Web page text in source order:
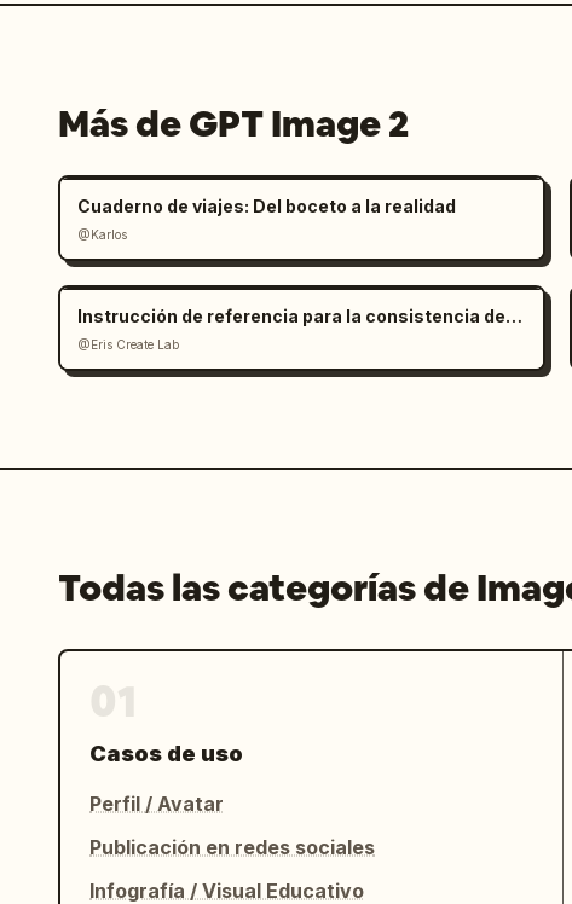
Más de GPT Image 2
Cuaderno de viajes: Del boceto a la realidad
@Karlos
Instrucción de referencia para la consistencia de personajes
@Eris Create Lab
Todas las categorías de
Casos de uso
Perfil / Avatar
Publicación en redes sociales
Infografía / Visual Educativo